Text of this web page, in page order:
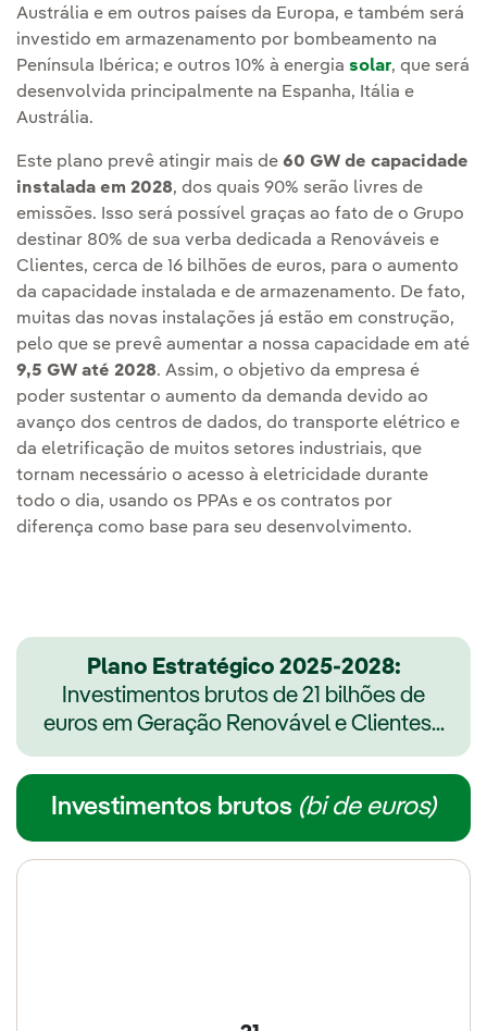
Austrália e em outros países da Europa, e também será
investido em armazenamento por bombeamento na
Península Ibérica; e outros 10% à energia solar, que será
desenvolvida principalmente na Espanha, Itália e
Austrália.
Este plano prevê atingir mais de 60 GW de capacidade
instalada em 2028, dos quais 90% serão livres de
emissões. Isso será possível graças ao fato de o Grupo
destinar 80% de sua verba dedicada a Renováveis e
Clientes, cerca de 16 bilhões de euros, para o aumento
da capacidade instalada e de armazenamento. De fato,
muitas das novas instalações já estão em construção,
pelo que se prevê aumentar a nossa capacidade em até
9,5 GW até 2028. Assim, o objetivo da empresa é
poder sustentar o aumento da demanda devido ao
avanço dos centros de dados, do transporte elétrico e
da eletrificação de muitos setores industriais, que
tornam necessário o acesso à eletricidade durante
todo o dia, usando os PPAs e os contratos por
diferença como base para seu desenvolvimento.
Plano Estratégico 2025-2028:
Investimentos brutos de 21 bilhões de
euros em Geração Renovável e Clientes...
Investimentos brutos (bi de euros)